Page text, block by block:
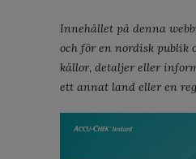
Innehållet på denna
och för en nordisk publik
källor, detaljer eller
ett annat land eller en